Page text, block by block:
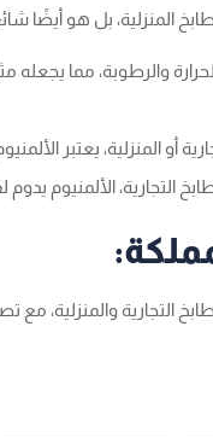
المنزلية، بل هو أيضًا
والرطوبة، مما
أو المنزلية، يعتبر
التجارية، الألمنيوم
التجارية